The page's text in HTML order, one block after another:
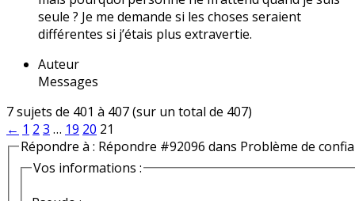
seule ? Je me demande si les choses seraient
différentes si j’étais plus extravertie.
Auteur
Messages
7 sujets de 401 à 407 (sur un total de 407)
← 1 2 3 … 19 20 21
Répondre à : Répondre #92096 dans Problème de
Vos informations :